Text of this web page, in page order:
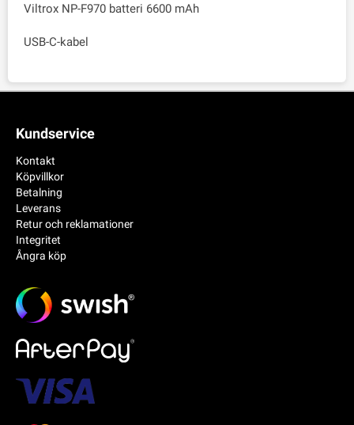
Viltrox NP-F970 batteri 6600 mAh
USB-C-kabel
Kundservice
Kontakt
Köpvillkor
Betalning
Leverans
Retur och reklamationer
Integritet
Ångra köp